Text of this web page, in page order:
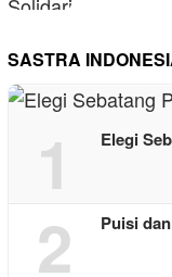
SASTRA
1 Elegi
2 Puisi